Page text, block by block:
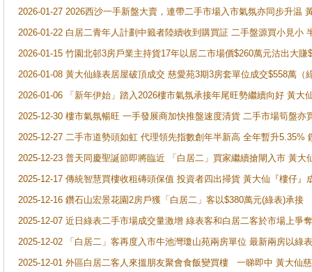
2026-01-27 2026西沙一手新盤大賣，連帶二手市場入市氣氛亦同步升温
2026-01-22 白居二青年人計劃中籤者陸續收到購買証 二手盤源買小見小
2026-01-15 竹園北邨3房戶業主持貨17年以居二市場價$260萬元沽出大賺
2026-01-08 黃大仙綠表居屋破頂成交 慈愛苑3期3房套單位成交$558萬（
2026-01-06 「新年伊始」踏入2026樓市氣氛承接年尾旺勢繼續向好 黃
2025-12-30 樓市氣氛暢旺 一手發展商加快推盤速度清貨 二手市場筍盤
2025-12-27 二手市道勢頭如虹 代理領先指數創年半新高 全年暫升5.35%
2025-12-23 普天同慶聖誕節即將臨近 「白居二」買家繼續搶閘入市 黃
2025-12-17 傳統智慧買樓收租磚頭保值 投資者四出掃貨 黃大仙『樓仔
2025-12-16 鑽石山宏景花園2房戶獲「白居二」客以$380萬元(綠表)承接
2025-12-07 近日綠表二手市場成交量激增 綠表客和白居二客於市場上
2025-12-02 「白居二」客再度入市牛池灣瓊山苑兩房單位 最新兩房以綠
2025-12-01 外區白居二客人來搵朋友聚會食飯變買樓 一睇即中 黃大仙